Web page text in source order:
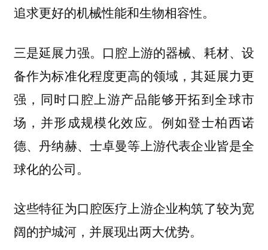
追求更好的机械性能和生物相容性。
三是延展力强。 口腔上游的器械、耗材、设
备作为标准化程度更高的领域，其延展力更
强，同时口腔上游产品能够开拓到全球市
场，并形成规模化效应。例如登士柏西诺
德、丹纳赫、士卓曼等上游代表企业皆是全
球化的公司。
这些特征为口腔医疗上游企业构筑了较为宽
阔的护城河，并展现出两大优势。